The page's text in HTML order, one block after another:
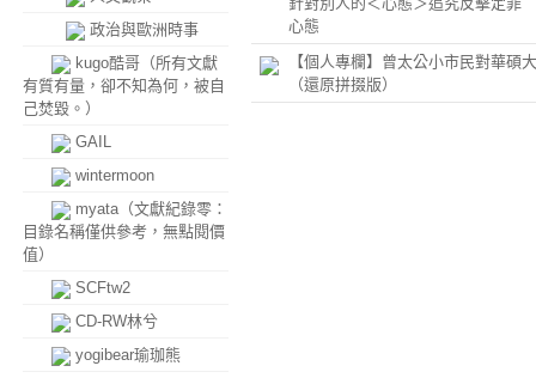
政治與歐洲時事
kugo酷哥（所有文獻
有質有量，卻不知為何，被自
己焚毀。）
GAIL
wintermoon
myata（文獻紀錄零：
目錄名稱僅供參考，無點閱價
值）
SCFtw2
CD-RW林兮
yogibear瑜珈熊
心態
【個人專欄】曾太公小市民對華碩
（還原拼掇版）